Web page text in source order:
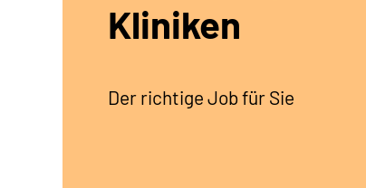
Kliniken
Der richtige Job für Sie